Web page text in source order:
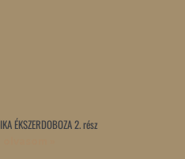
ÉKSZERDOBOZA 2. rész